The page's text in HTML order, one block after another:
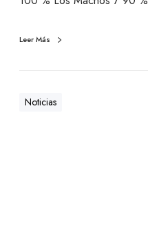
Leer Más
Noticias